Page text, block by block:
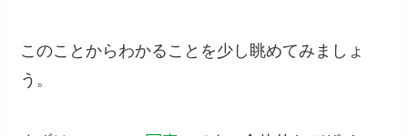
このことからわかることを少し眺めてみましょ
う。